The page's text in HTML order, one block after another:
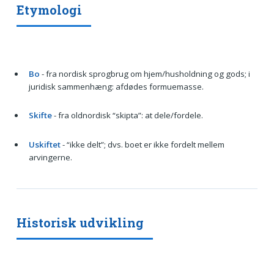
Etymologi
Bo - fra nordisk sprogbrug om hjem/husholdning og gods; i
juridisk sammenhæng: afdødes formuemasse.
Skifte- fra oldnordisk “skipta”: at dele/fordele.
Uskiftet- “ikke delt”; dvs. boet er ikke fordelt mellem
arvingerne.
Historisk udvikling